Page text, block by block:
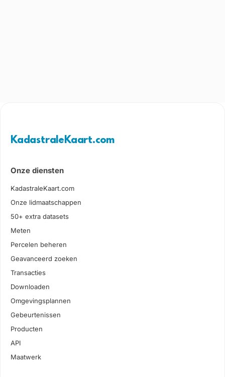
KadastraleKaart.com
Onze diensten
KadastraleKaart.com
Onze lidmaatschappen
50+ extra datasets
Meten
Percelen beheren
Geavanceerd zoeken
Transacties
Downloaden
Omgevingsplannen
Gebeurtenissen
Producten
API
Maatwerk